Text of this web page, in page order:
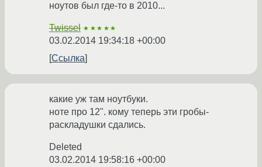
ноутов был где-то в 2010...
Twissel ★★★★★
03.02.2014 19:34:18 +00:00
Ссылка
какие уж там ноутбуки.
ноте про 12". кому теперь эти гробы-
раскладушки сдались.
Deleted
03.02.2014 19:58:16 +00:00